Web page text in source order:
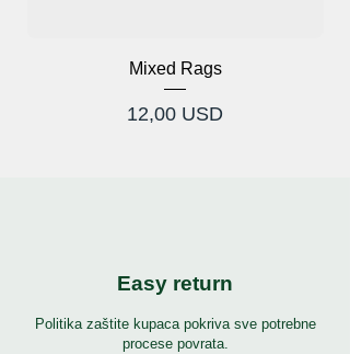
aktivnosti na otvorenom!
Mixed Rags
Cijena
12,00 USD
Easy return
Politika zaštite kupaca pokriva sve potrebne
procese povrata.